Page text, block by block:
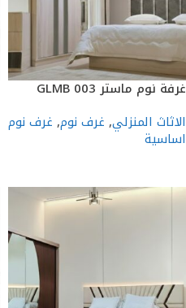
غرفة نوم ماستر GLMB 003
الاثاث المنزلي, غرف نوم, غرف نوم
اساسية